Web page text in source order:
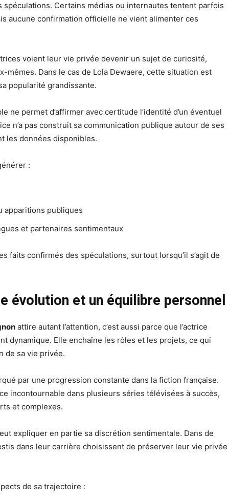
Certains médias ou internautes tentent parfois
aucune confirmation officielle ne vient alimenter ces
voient leur vie privée devenir un sujet de curiosité,
mêmes. Dans le cas de Lola Dewaere, cette situation est
popularité grandissante.
ne permet d’affirmer avec certitude l’identité d’un éventuel
n’a pas construit sa communication publique autour de ses
les données disponibles.
:
apparitions publiques
et partenaires sentimentaux
faits confirmés des spéculations, surtout lorsqu’il s’agit de
évolution et un équilibre personnel
attire autant l’attention, c’est aussi parce que l’actrice
dynamique. Elle enchaîne les rôles et les projets, ce qui
de sa vie privée.
par une progression constante dans la fiction française.
incontournable dans plusieurs séries télévisées à succès,
et complexes.
expliquer en partie sa discrétion sentimentale. Dans de
dans leur carrière choisissent de préserver leur vie privée
de sa trajectoire :